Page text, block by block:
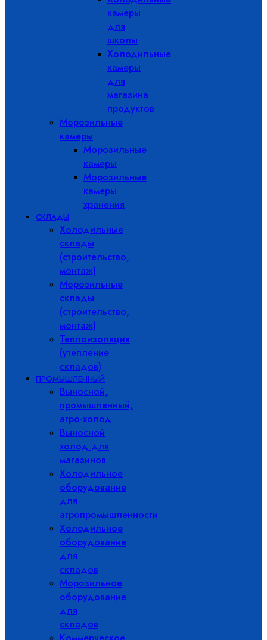
камеры
для
школы
Холодильные
камеры
для
магазина
продуктов
Морозильные
камеры
Морозильные
камеры
Морозильные
камеры
хранения
СКЛАДЫ
Холодильные
склады
(строительство,
монтаж)
Морозильные
склады
(строительство,
монтаж)
Теплоизоляция
(утепление
складов)
ПРОМЫШЛЕННЫЙ
Выносной,
промышленный,
агро-холод
Выносной
холод для
магазинов
Холодильное
оборудование
для
агропромышленности
Холодильное
оборудование
для
складов
Морозильное
оборудование
для
складов